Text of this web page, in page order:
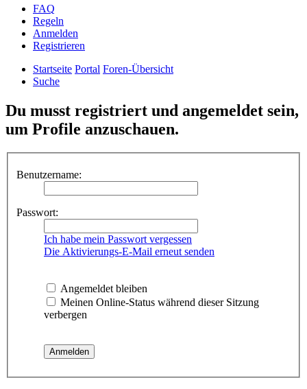
FAQ
Regeln
Anmelden
Registrieren
Startseite Portal Foren-Übersicht
Suche
Du musst registriert und angemeldet sein,
um Profile anzuschauen.
Benutzername:
Passwort:
Ich habe mein Passwort vergessen
Die Aktivierungs-E-Mail erneut senden
Angemeldet bleiben
Meinen Online-Status während dieser Sitzung
verbergen